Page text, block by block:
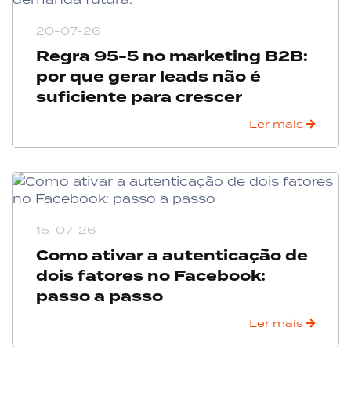
20-07-26
Regra 95-5 no marketing B2B:
por que gerar leads não é
suficiente para crescer
Ler mais
15-07-26
Como ativar a autenticação de
dois fatores no Facebook:
passo a passo
Ler mais